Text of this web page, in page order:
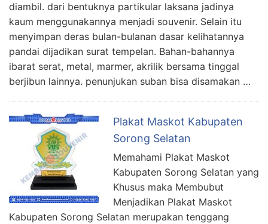
diambil. dari bentuknya partikular laksana jadinya
kaum menggunakannya menjadi souvenir. Selain itu
menyimpan deras bulan-bulanan dasar kelihatannya
pandai dijadikan surat tempelan. Bahan-bahannya
ibarat serat, metal, marmer, akrilik bersama tinggal
berjibun lainnya. penunjukan suban bisa disamakan …
Plakat Maskot Kabupaten
Sorong Selatan
Memahami Plakat Maskot
Kabupaten Sorong Selatan yang
Khusus maka Membubut
Menjadikan Plakat Maskot
Kabupaten Sorong Selatan merupakan tenggang